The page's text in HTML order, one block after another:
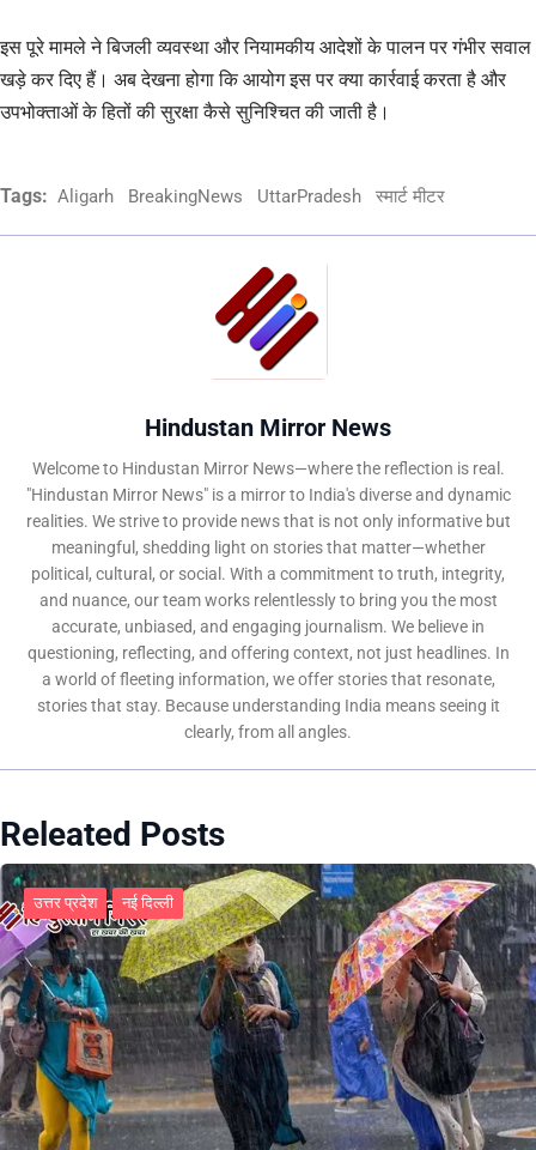
इस पूरे मामले ने बिजली व्यवस्था और नियामकीय आदेशों के पालन पर गंभीर सवाल
खड़े कर दिए हैं। अब देखना होगा कि आयोग इस पर क्या कार्रवाई करता है और
उपभोक्ताओं के हितों की सुरक्षा कैसे सुनिश्चित की जाती है।
Tags: Aligarh BreakingNews UttarPradesh स्मार्ट मीटर
Hindustan Mirror News
Welcome to Hindustan Mirror News—where the reflection is real.
"Hindustan Mirror News" is a mirror to India's diverse and dynamic
realities. We strive to provide news that is not only informative but
meaningful, shedding light on stories that matter—whether
political, cultural, or social. With a commitment to truth, integrity,
and nuance, our team works relentlessly to bring you the most
accurate, unbiased, and engaging journalism. We believe in
questioning, reflecting, and offering context, not just headlines. In
a world of fleeting information, we offer stories that resonate,
stories that stay. Because understanding India means seeing it
clearly, from all angles.
Releated Posts
उत्तर प्रदेश नई दिल्ली